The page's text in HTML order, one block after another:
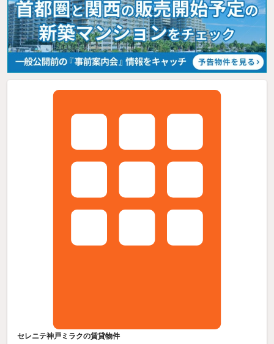
セレニテ神戸ミラクの賃貸物件